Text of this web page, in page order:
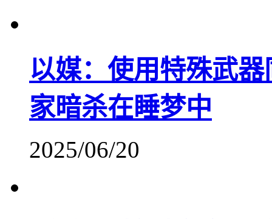
以媒：使用特殊武
家暗杀在睡梦中
2025/06/20